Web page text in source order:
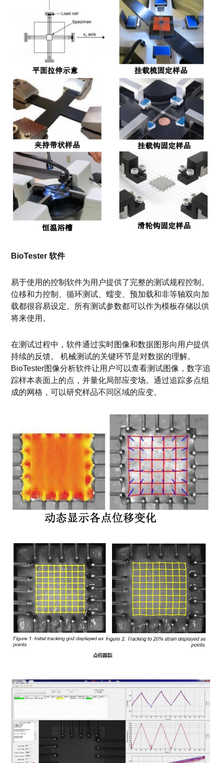
BioTester 软件
易于使用的控制软件为用户提供了完整的测试规程控制。
位移和力控制、循环测试、蠕变、预加载和非等轴双向加
载都很容易设定。所有测试参数都可以作为模板存储以供
将来使用。
在测试过程中，软件通过实时图像和数据图形向用户提供
持续的反馈。 机械测试的关键环节是对数据的理解。
BioTester图像分析软件让用户可以查看测试图像，数字追
踪样本表面上的点，并量化局部应变场。通过追踪多点组
成的网格，可以研究样品不同区域的应变。